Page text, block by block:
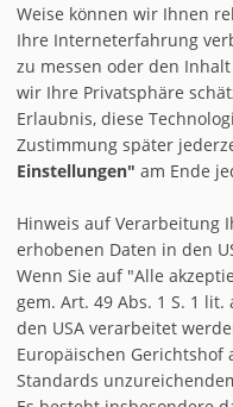
AGB
IMPRESSUM & DISCLAIMER
Weise können wir Ihnen
Ihre Interneterfahrung
zu messen oder den
wir Ihre Privatsphäre
Erlaubnis, diese
Zustimmung später
Einstellungen" am Ende
Hinweis auf Verarbeitung
erhobenen Daten in den
Wenn Sie auf "Alle
gem. Art. 49 Abs. 1 S. 1 lit.
den USA verarbeitet
Europäischen Gerichtshof
Standards